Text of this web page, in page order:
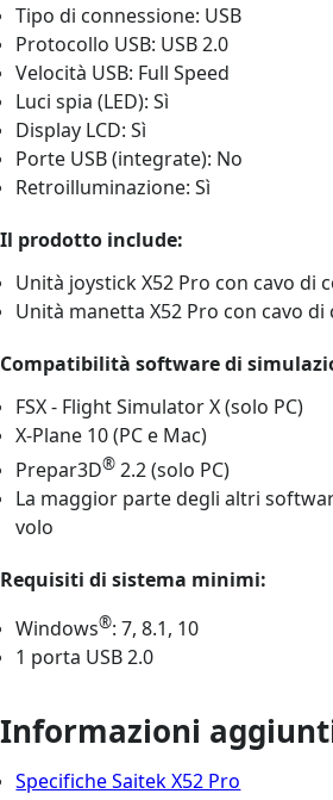
Tipo di connessione: USB
Protocollo USB: USB 2.0
Velocità USB: Full Speed
Luci spia (LED): Sì
Display LCD: Sì
Porte USB (integrate): No
Retroilluminazione: Sì
Il prodotto include:
Unità joystick X52 Pro con cavo di
Unità manetta X52 Pro con cavo di
Compatibilità software di
FSX - Flight Simulator X (solo PC)
X-Plane 10 (PC e Mac)
Prepar3D® 2.2 (solo PC)
La maggior parte degli altri
volo
Requisiti di sistema minimi:
Windows®: 7, 8.1, 10
1 porta USB 2.0
Informazioni
Specifiche Saitek X52 Pro